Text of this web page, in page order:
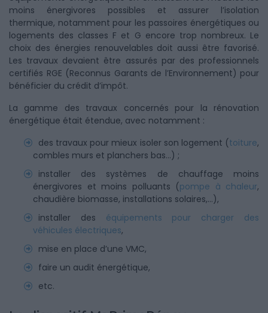
moins énergivores possibles et assurer l’isolation
thermique, notamment pour les passoires énergétiques ou
logements des classes F et G encore trop nombreux. Le
choix des énergies renouvelables doit aussi être favorisé.
Les travaux devaient être assurés par des professionnels
certifiés RGE (Reconnus Garants de l’Environnement) pour
bénéficier du crédit d’impôt.
La gamme des travaux concernés pour la rénovation
énergétique était étendue, avec notamment :
des travaux pour mieux isoler son logement (toiture,
combles murs et planchers bas…) ;
installer des systèmes de chauffage moins
énergivores et moins polluants (pompe à chaleur,
chaudière biomasse, installations solaires,…),
installer des équipements pour charger des
véhicules électriques,
mise en place d’une VMC,
faire un audit énergétique,
etc.